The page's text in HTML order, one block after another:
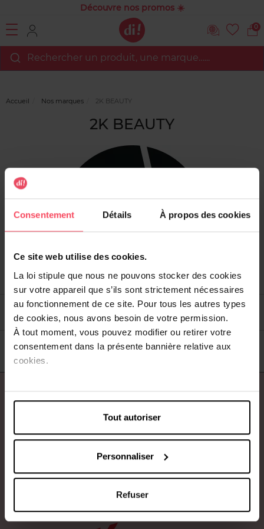
Consentement Détails À propos des cookies
Ce site web utilise des cookies.
La loi stipule que nous ne pouvons stocker des cookies
sur votre appareil que s’ils sont strictement nécessaires
au fonctionnement de ce site. Pour tous les autres types
de cookies, nous avons besoin de votre permission.
À tout moment, vous pouvez modifier ou retirer votre
consentement dans la présente bannière relative aux
cookies.
Tout autoriser
Personnaliser
Refuser
Découvre nos promos ☀️
0
Rechercher un produit, une marque…...
Accueil Nos marques 2K BEAUTY
2K BEAUTY
À propos de nous
Payez en toute sécurité